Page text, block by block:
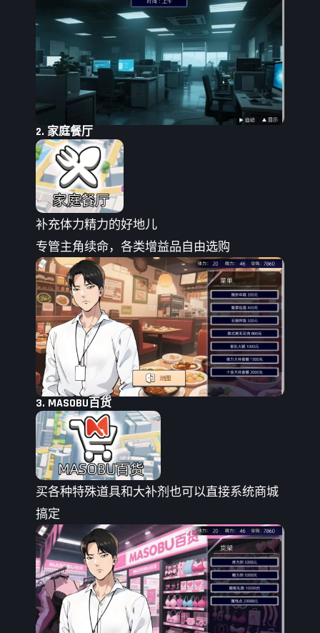
2. 家庭餐厅
补充体力精力的好地儿
专管主角续命，各类增益品自由选购
3. MASOBU百货
买各种特殊道具和大补剂也可以直接系统商城
搞定